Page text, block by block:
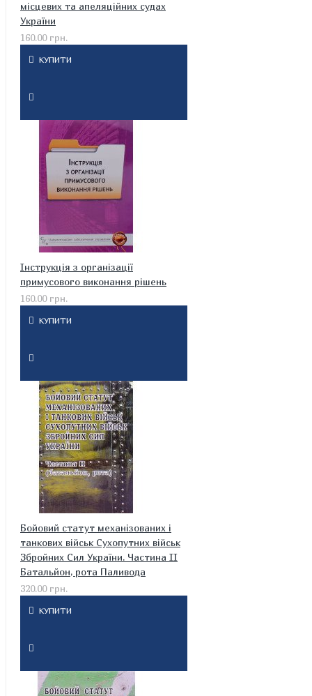
місцевих та апеляційних судах
України
160.00 грн.
КУПИТИ
Інструкція з організації
примусового виконання рішень
160.00 грн.
КУПИТИ
Бойовий статут механізованих і
танкових військ Сухопутних військ
Збройних Сил України. Частина II
Батальйон, рота Паливода
320.00 грн.
КУПИТИ